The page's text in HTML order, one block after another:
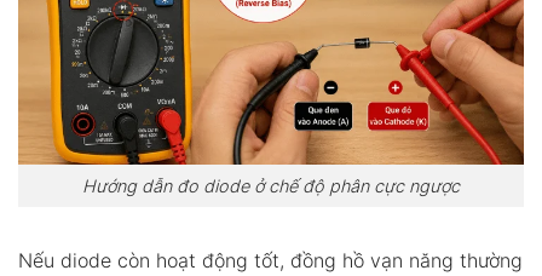
Hướng dẫn đo diode ở chế độ phân cực ngược
Nếu diode còn hoạt động tốt, đồng hồ vạn năng thường